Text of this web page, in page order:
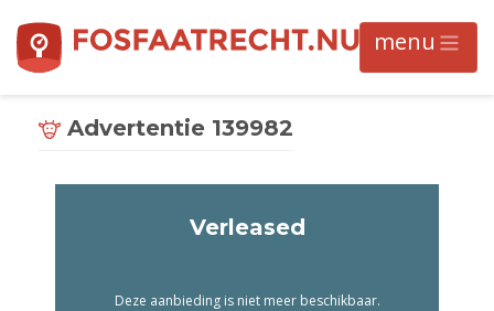
Advertentie 139982
Verleased
Deze aanbieding is niet meer beschikbaar.